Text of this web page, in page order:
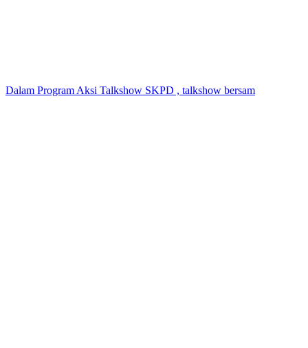
Dalam Program Aksi Talkshow SKPD , talkshow bersam